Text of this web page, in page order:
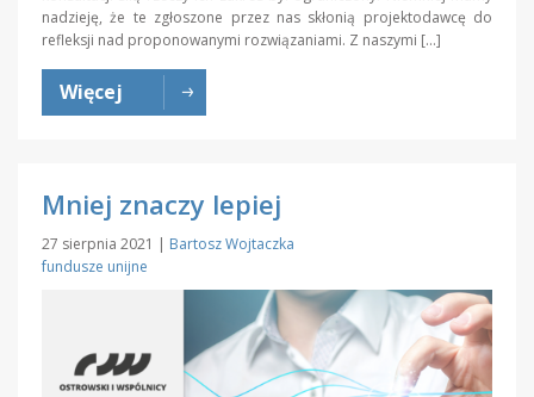
nadzieję, że te zgłoszone przez nas skłonią projektodawcę do
refleksji nad proponowanymi rozwiązaniami. Z naszymi […]
Więcej
Mniej znaczy lepiej
27 sierpnia 2021 | Bartosz Wojtaczka
fundusze unijne